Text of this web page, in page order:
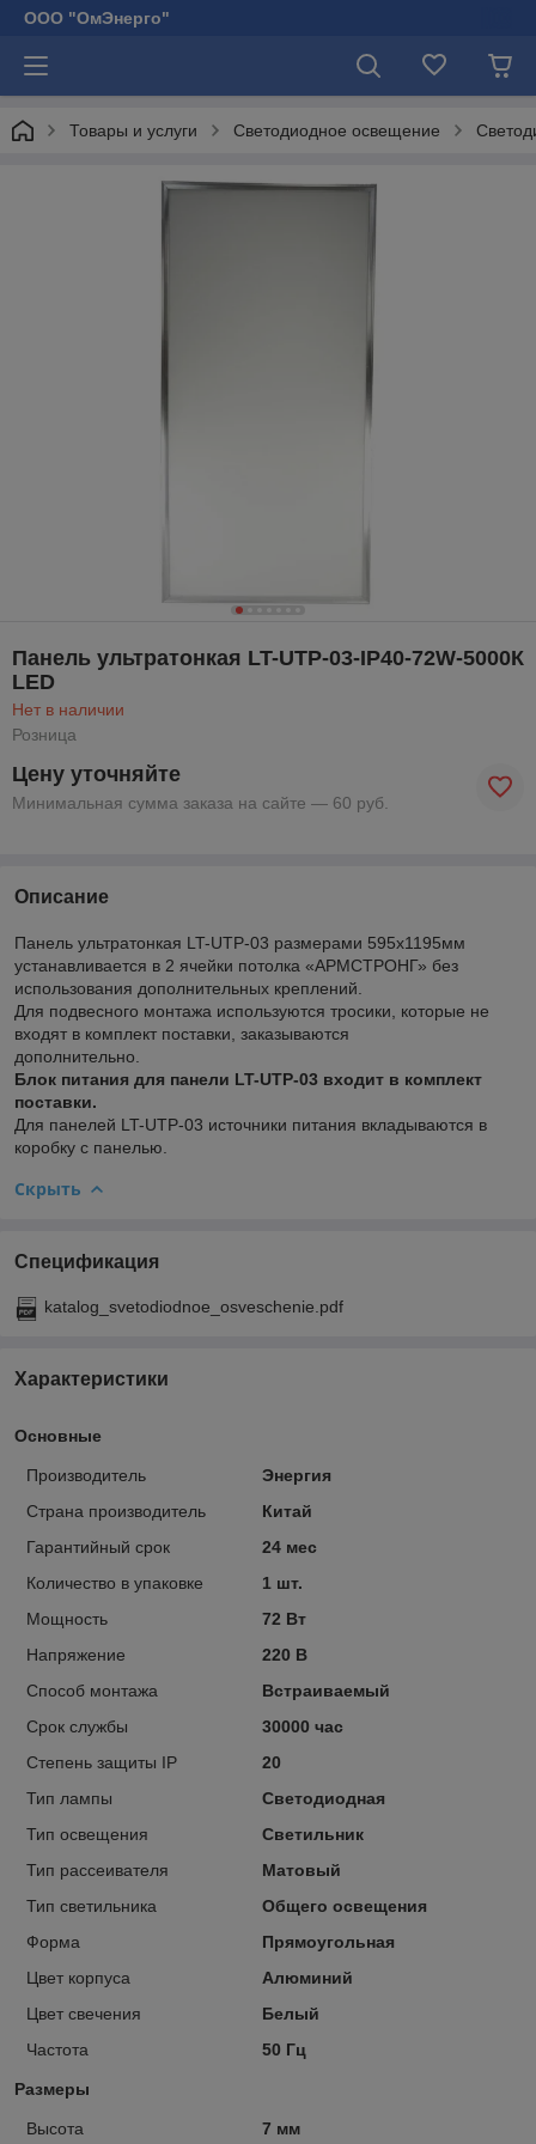
ООО "ОмЭнерго"
Товары и услуги Светодиодное освещение
Панель ультратонкая LT-UTP-03-IP40-72W-5000К
LED
Нет в наличии
Розница
Цену уточняйте
Минимальная сумма заказа на сайте — 60 руб.
Описание
Панель ультратонкая LT-UTP-03 размерами 595х1195мм
устанавливается в 2 ячейки потолка «АРМСТРОНГ» без
использования дополнительных креплений.
Для подвесного монтажа используются тросики, которые не
входят в комплект поставки, заказываются
дополнительно.
Блок питания для панели LT-UTP-03 входит в комплект
поставки.
Для панелей LT-UTP-03 источники питания вкладываются в
коробку с панелью.
Скрыть
Спецификация
katalog_svetodiodnoe_osveschenie.pdf
Характеристики
Основные
Производитель
Энергия
Страна производитель
Китай
Гарантийный срок
24 мес
Количество в упаковке
1 шт.
Мощность
72 Вт
Напряжение
220 В
Способ монтажа
Встраиваемый
Срок службы
30000 час
Степень защиты IP
20
Тип лампы
Светодиодная
Тип освещения
Светильник
Тип рассеивателя
Матовый
Тип светильника
Общего освещения
Форма
Прямоугольная
Цвет корпуса
Алюминий
Цвет свечения
Белый
Частота
50 Гц
Размеры
Высота 7 мм